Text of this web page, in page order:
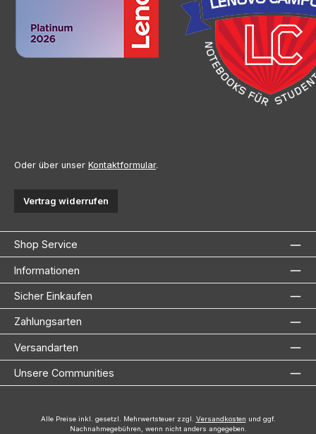
Oder über unser Kontaktformular.
Vertrag widerrufen
Shop Service
Informationen
Sicher Einkaufen
Zahlungsarten
Versandarten
Unsere Communities
Alle Preise inkl. gesetzl. Mehrwertsteuer zzgl. Versandkosten und ggf.
Nachnahmegebühren, wenn nicht anders angegeben.